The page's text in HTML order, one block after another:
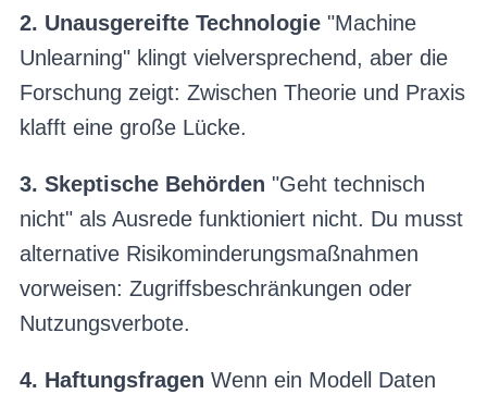
2. Unausgereifte Technologie "Machine
Unlearning" klingt vielversprechend, aber die
Forschung zeigt: Zwischen Theorie und Praxis
klafft eine große Lücke.
3. Skeptische Behörden "Geht technisch
nicht" als Ausrede funktioniert nicht. Du musst
alternative Risikominderungsmaßnahmen
vorweisen: Zugriffsbeschränkungen oder
Nutzungsverbote.
4. Haftungsfragen Wenn ein Modell Daten